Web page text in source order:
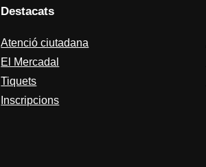
Destacats
Atenció ciutadana
El Mercadal
Tiquets
Inscripcions